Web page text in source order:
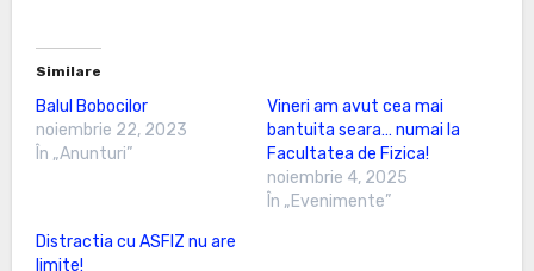
Similare
Balul Bobocilor
noiembrie 22, 2023
În „Anunturi”
Vineri am avut cea mai
bantuita seara… numai la
Facultatea de Fizica!
noiembrie 4, 2025
În „Evenimente”
Distractia cu ASFIZ nu are
limite!